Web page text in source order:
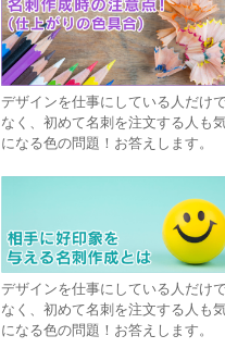
デザインを仕事にしている人だけ
なく、初めて名刺を注文する人も
になる色の問題！お答えします。
デザインを仕事にしている人だけ
なく、初めて名刺を注文する人も
になる色の問題！お答えします。